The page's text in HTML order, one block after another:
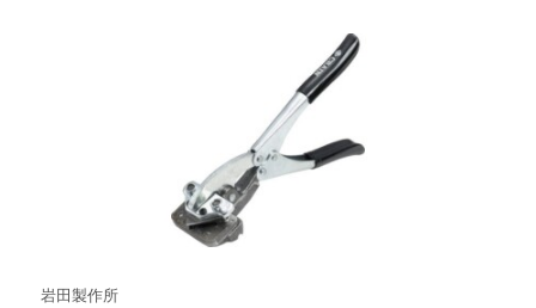
岩田製作所